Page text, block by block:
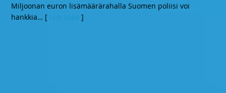
Miljoonan euron lisämäärärahalla Suomen poliisi voi
hankkia… [ ]